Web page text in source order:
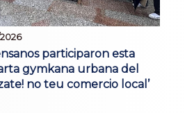
participaron esta
gymkana urbana del
no teu comercio local’